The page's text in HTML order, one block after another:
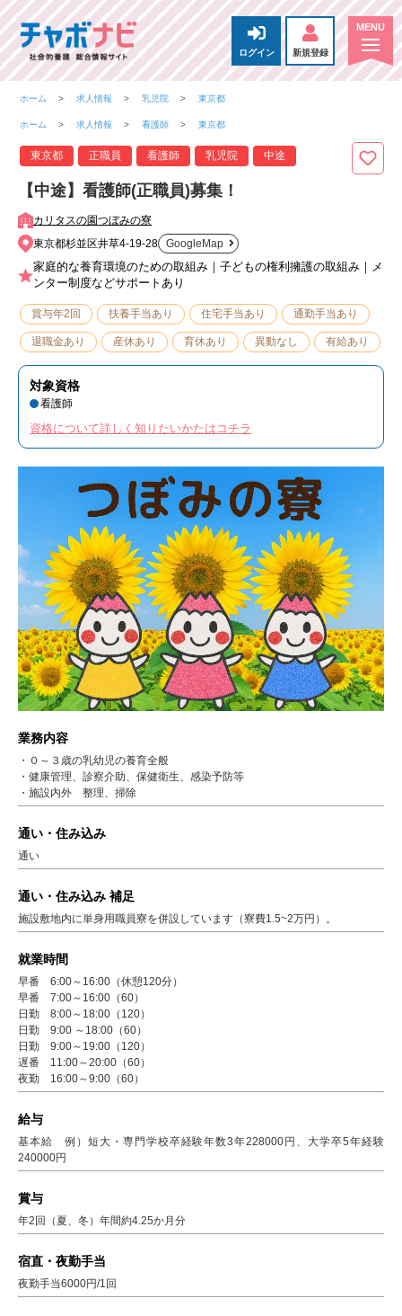
ログイン 新規登録
ホーム 求人情報 乳児院 東京都
ホーム 求人情報 看護師 東京都
東京都 正職員 看護師 乳児院 中途
【中途】看護師(正職員)募集！
カリタスの園つぼみの寮
東京都杉並区井草4-19-28
GoogleMap
家庭的な養育環境のための取組み｜子どもの権利擁護の取組み｜メ
ンター制度などサポートあり
賞与年2回 扶養手当あり 住宅手当あり 通勤手当あり
退職金あり 産休あり 育休あり 異動なし 有給あり
対象資格
看護師
資格について詳しく知りたいかたはコチラ
業務内容
・０～３歳の乳幼児の養育全般
・健康管理、診察介助、保健衛生、感染予防等
・施設内外 整理、掃除
通い・住み込み
通い
通い・住み込み 補足
施設敷地内に単身用職員寮を併設しています（寮費1.5~2万円）。
就業時間
早番 6:00～16:00（休憩120分）
早番 7:00～16:00（60）
日勤 8:00～18:00（120）
日勤 9:00 ～18:00（60）
日勤 9:00～19:00（120）
遅番 11:00～20:00（60）
夜勤 16:00～9:00（60）
給与
基本給 例）短大・専門学校卒経験年数3年228000円、大学卒5年経験
240000円
賞与
年2回（夏、冬）年間約4.25か月分
宿直・夜勤手当
夜勤手当6000円/1回